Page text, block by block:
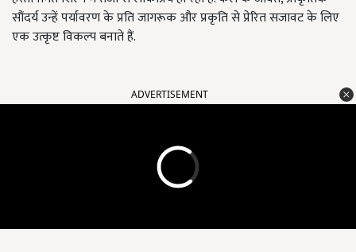
सौंदर्य उन्हें पर्यावरण के प्रति जागरूक और प्रकृति से प्रेरित सजावट के लिए
एक उत्कृष्ट विकल्प बनाते हैं.
ADVERTISEMENT